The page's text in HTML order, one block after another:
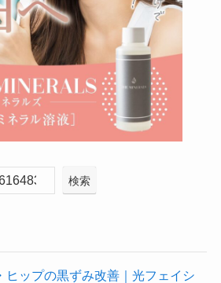
検索
ヒップの黒ずみ改善｜光フェイシ